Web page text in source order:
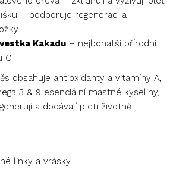
– podporuje regeneraci a
Kakadu – nejbohatší přírodní
C
obsahuje antioxidanty a vitamíny A,
3 & 9 esenciální mastné kyseliny,
a dodávají pleti životně
linky a vrásky